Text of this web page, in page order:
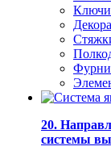
Ключи
20.
системы